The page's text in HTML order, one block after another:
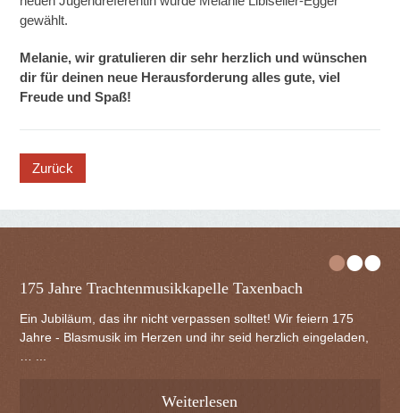
gewählt.
Melanie, wir gratulieren dir sehr herzlich und wünschen
dir für deinen neue Herausforderung alles gute, viel
Freude und Spaß!
button
•••
175 Jahre Trachtenmusikkapelle Taxenbach
Ein Jubiläum, das ihr nicht verpassen solltet! Wir feiern 175
Jahre - Blasmusik im Herzen und ihr seid herzlich eingeladen,
… ...
Weiterlesen